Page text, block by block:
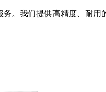
。我们提供高精度、耐用